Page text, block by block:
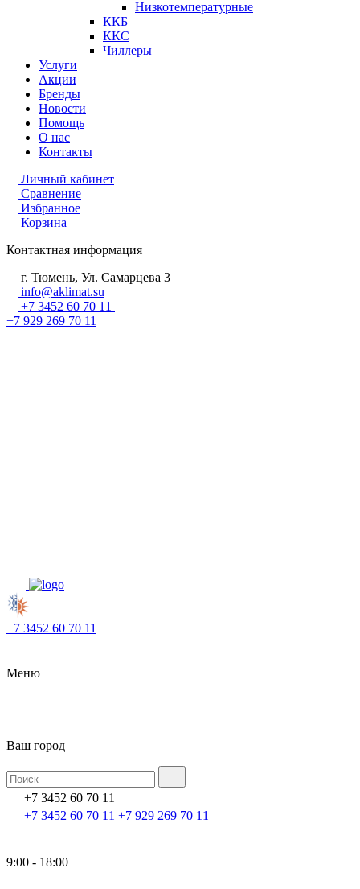
Низкотемпературные
ККБ
ККС
Чиллеры
Услуги
Акции
Бренды
Новости
Помощь
О нас
Контакты
Личный кабинет
Сравнение
Избранное
Корзина
Контактная информация
г. Тюмень, Ул. Самарцева 3
info@aklimat.su
+7 3452 60 70 11
+7 929 269 70 11
+7 3452 60 70 11
Меню
Ваш город
+7 3452 60 70 11
+7 3452 60 70 11 +7 929 269 70 11
9:00 - 18:00